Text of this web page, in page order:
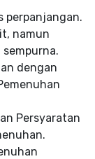
perpanjangan.
namun
dengan
Persyaratan